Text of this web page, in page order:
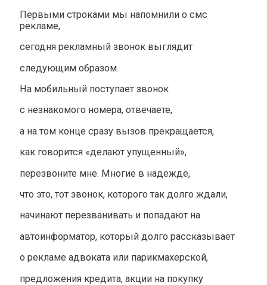
Первыми строками мы напомнили о смс
рекламе,
сегодня рекламный звонок выглядит
следующим образом.
На мобильный поступает звонок
с незнакомого номера, отвечаете,
а на том конце сразу вызов прекращается,
как говорится «делают упущенный»,
перезвоните мне. Многие в надежде,
что это, тот звонок, которого так долго ждали,
начинают перезванивать и попадают на
автоинформатор, который долго рассказывает
о рекламе адвоката или парикмахерской,
предложения кредита, акции на покупку